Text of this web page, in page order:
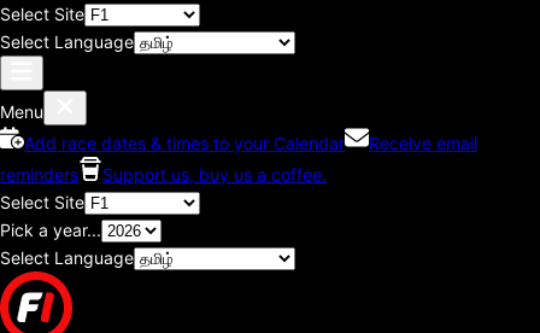
Select Site
Select Language
Menu
Add race dates & times to your Calendar
Receive email
reminders
Support us, buy us a coffee.
Select Site
Pick a year...
Select Language